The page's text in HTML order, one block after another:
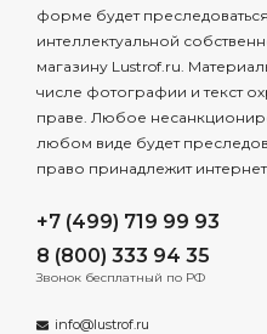
форме будет
интеллектуальной
магазину Lustrof.ru.
числе фотографии и текст
праве. Любое
любом виде будет
право принадлежит
+7 (499) 719 99 93
8 (800) 333 94 35
Звонок бесплатный по РФ
info@lustrof.ru